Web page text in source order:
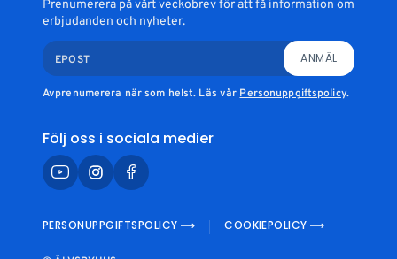
Prenumerera på vårt veckobrev för att få information om
erbjudanden och nyheter.
EPOST ANMÄL
Avprenumerera när som helst. Läs vår Personuppgiftspolicy.
Följ oss i sociala medier
PERSONUPPGIFTSPOLICY COOKIEPOLICY